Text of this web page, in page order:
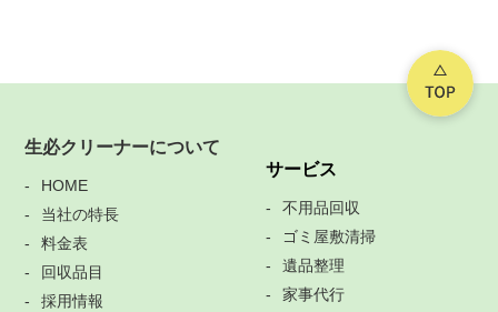
生必クリーナーについて
HOME
当社の特長
料金表
回収品目
採用情報
サービス
不用品回収
ゴミ屋敷清掃
遺品整理
家事代行